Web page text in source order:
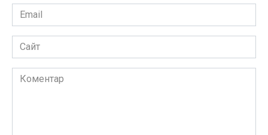
Email
*
Сайт
Коментар